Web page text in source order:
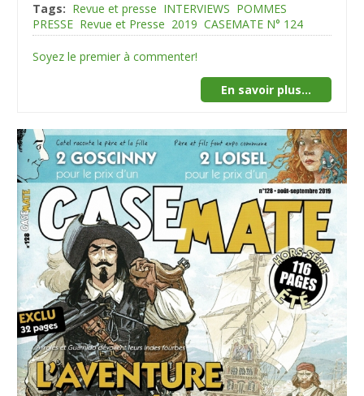
Tags: Revue et presse INTERVIEWS POMMES
PRESSE Revue et Presse 2019 CASEMATE N° 124
Soyez le premier à commenter!
En savoir plus...